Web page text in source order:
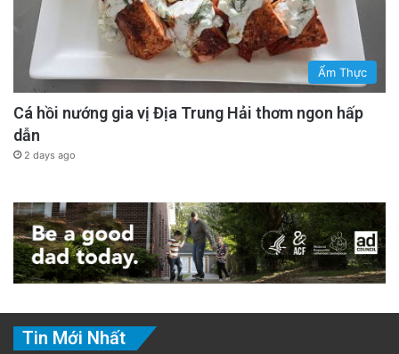
Ẩm Thực
Cá hồi nướng gia vị Địa Trung Hải thơm ngon hấp
dẫn
2 days ago
Tin Mới Nhất